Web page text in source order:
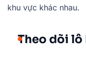
khu vực khác nhau.
Theo dõi lô